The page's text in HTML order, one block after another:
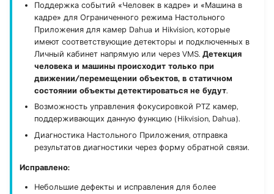
Поддержка событий «Человек в кадре» и «Машина в
кадре» для Ограниченного режима Настольного
Приложения для камер Dahua и Hikvision, которые
имеют соответствующие детекторы и подключенных в
Личный кабинет напрямую или через VMS. Детекция
человека и машины происходит только при
движении/перемещении объектов, в статичном
состоянии объекты детектироваться не будут.
Возможность управления фокусировкой PTZ камер,
поддерживающих данную функцию (Hikvision, Dahua).
Диагностика Настольного Приложения, отправка
результатов диагностики через форму обратной связи.
Исправлено:
Небольшие дефекты и исправления для более